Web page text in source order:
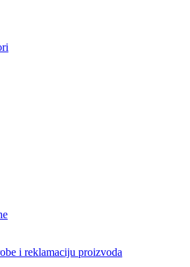
i reklamaciju proizvoda